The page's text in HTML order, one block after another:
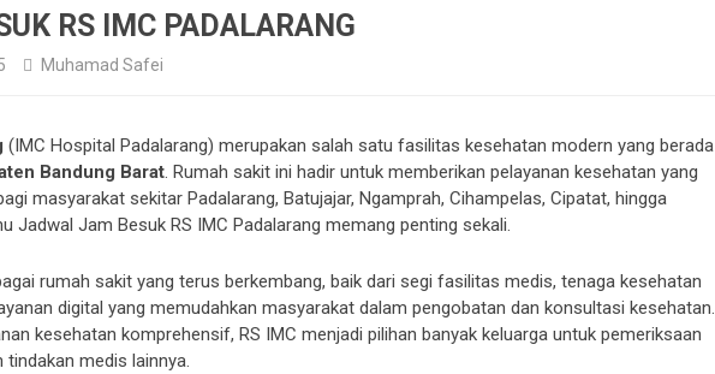
RS IMC PADALARANG
Muhamad Safei
(IMC Hospital Padalarang) merupakan salah satu fasilitas kesehatan modern yang berada
Bandung Barat. Rumah sakit ini hadir untuk memberikan pelayanan kesehatan yang
masyarakat sekitar Padalarang, Batujajar, Ngamprah, Cihampelas, Cipatat, hingga
Jadwal Jam Besuk RS IMC Padalarang memang penting sekali.
rumah sakit yang terus berkembang, baik dari segi fasilitas medis, tenaga kesehatan
digital yang memudahkan masyarakat dalam pengobatan dan konsultasi kesehatan.
kesehatan komprehensif, RS IMC menjadi pilihan banyak keluarga untuk pemeriksaan
medis lainnya.